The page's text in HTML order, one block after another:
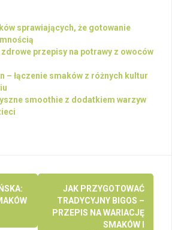
sprawiających, że gotowanie
zdrowe przepisy na potrawy z owoców
– łączenie smaków z różnych kultur
smoothie z dodatkiem warzyw
JAK PRZYGOTOWAĆ
TRADYCYJNY BIGOS –
PRZEPIS NA WARIACJĘ
SMAKÓW I